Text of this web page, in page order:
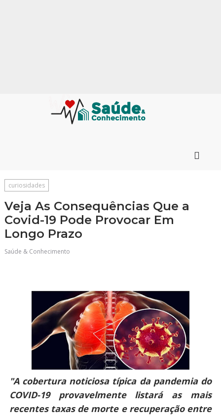
curiosidades
Veja As Consequências Que a
Covid-19 Pode Provocar Em
Longo Prazo
Saúde & Conhecimento
"A cobertura noticiosa típica da pandemia do
COVID-19 provavelmente listará as mais
recentes taxas de morte e recuperação entre